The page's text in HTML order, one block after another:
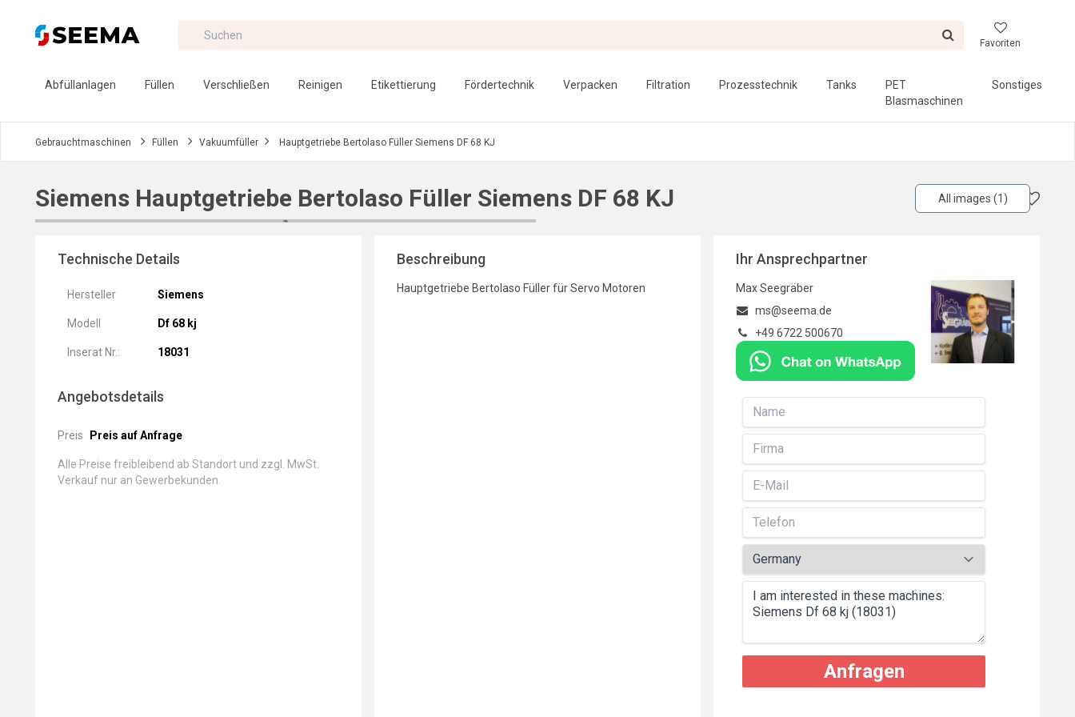
Favoriten
Abfüllanlagen Füllen Verschließen Reinigen Etikettierung Fördertechnik Verpacken Filtration Prozesstechnik Tanks
PET
Blasmaschinen
Sonstiges
Gebrauchtmaschinen Füllen Vakuumfüller Hauptgetriebe Bertolaso Füller Siemens DF 68 KJ
Siemens Hauptgetriebe Bertolaso Füller Siemens DF 68 KJ All images (1)
Technische Details
Hersteller Siemens
Modell Df 68 kj
Inserat Nr.: 18031
Angebotsdetails
Preis Preis auf Anfrage
Alle Preise freibleibend ab Standort und zzgl. MwSt.
Verkauf nur an Gewerbekunden.
Beschreibung
Hauptgetriebe Bertolaso Füller für Servo Motoren
Ihr Ansprechpartner
Max Seegräber
ms@seema.de
+49 6722 500670
Anfragen